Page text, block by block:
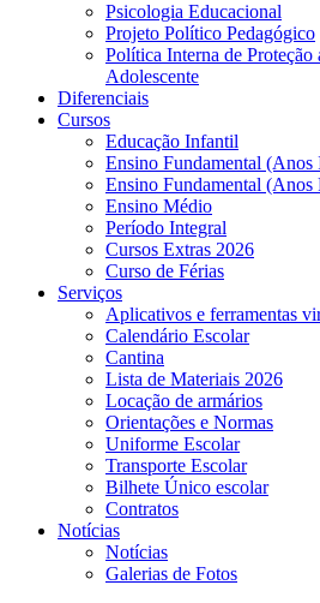
Psicologia Educacional
Projeto Político Pedagógico
Política Interna de
Adolescente
Diferenciais
Cursos
Educação Infantil
Ensino Fundamental (Anos
Ensino Fundamental (Anos
Ensino Médio
Período Integral
Cursos Extras 2026
Curso de Férias
Serviços
Aplicativos e ferramentas
Calendário Escolar
Cantina
Lista de Materiais 2026
Locação de armários
Orientações e Normas
Uniforme Escolar
Transporte Escolar
Bilhete Único escolar
Contratos
Notícias
Notícias
Galerias de Fotos